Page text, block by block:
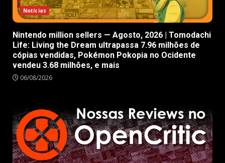
Notícias
Nintendo million sellers — Agosto, 2026 | Tomodachi
Life: Living the Dream ultrapassa 7.96 milhões de
cópias vendidas, Pokémon Pokopia no Ocidente
vendeu 3.68 milhões, e mais
06/08/2026